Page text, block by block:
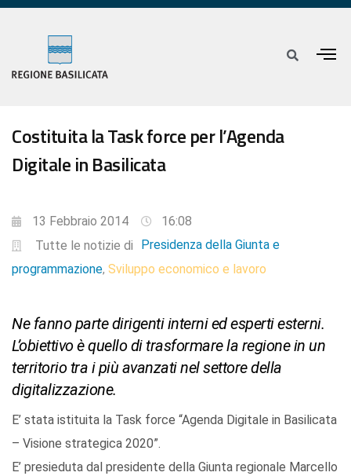
Costituita la Task force per l’Agenda
Digitale in Basilicata
13 Febbraio 2014
16:08
Tutte le notizie di
Presidenza della Giunta e
programmazione, Sviluppo economico e lavoro
Ne fanno parte dirigenti interni ed esperti esterni.
L’obiettivo è quello di trasformare la regione in un
territorio tra i più avanzati nel settore della
digitalizzazione.
E’ stata istituita la Task force “Agenda Digitale in Basilicata
– Visione strategica 2020”.
E’ presieduta dal presidente della Giunta regionale Marcello